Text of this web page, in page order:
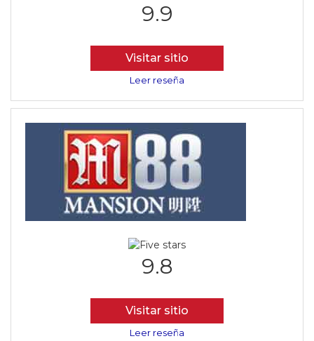
9.9
Visitar sitio
Leer reseña
9.8
Visitar sitio
Leer reseña